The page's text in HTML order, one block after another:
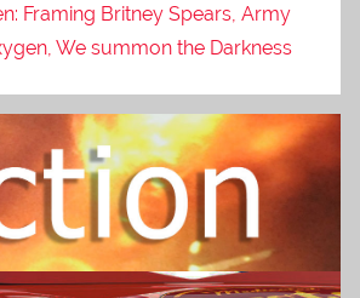
Framing Britney Spears, Army
We summon the Darkness